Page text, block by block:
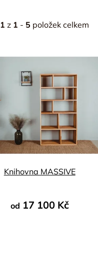
1 z 1 - 5 položek celkem
Knihovna MASSIVE
od 17 100 Kč